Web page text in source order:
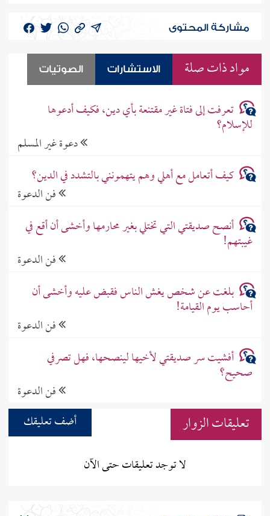
مشاركة المحتوى
مواد ذات صلة الاستشارات الصوتيات
تعرفت إلى فتاة غير مقتنعة بأي دين، فكيف أدعوها
للإسلام؟
دعوة غير المسلم
كيف أتعامل مع أهلي وهم يتهمونني بالتشدد في الدين؟
فن الدعوة
أنصح صديقتي التي تختلي بغير محارمها وأخشى أن أقع في
غيبتهم!
فن الدعوة
بلغت عن شخص يغش الناس فقبض عليه وأخشى أن
أحاسب يوم القيامة!
فن الدعوة
أفشيت سر صديقتي لأخيها لينصحها، فهل تصرفي
صحيح؟
فن الدعوة
تعليقات الزوار
أضف تعليقك
لا توجد تعليقات حتى الآن